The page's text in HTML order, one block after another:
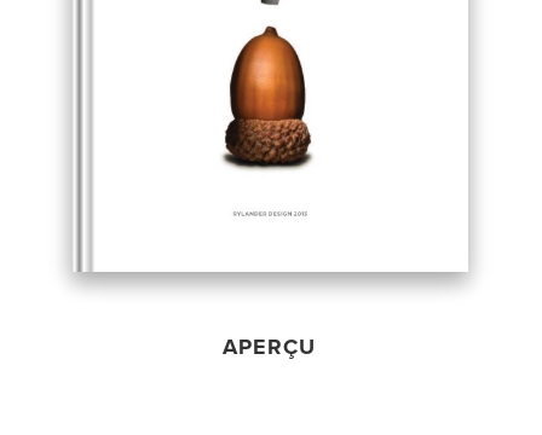
APERÇU